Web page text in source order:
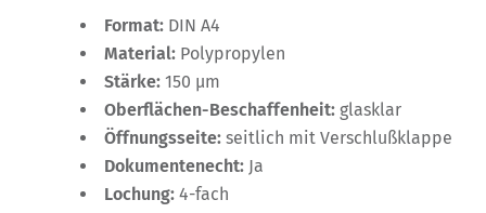
Format: DIN A4
Material: Polypropylen
Stärke: 150 µm
Oberflächen-Beschaffenheit: glasklar
Öffnungsseite: seitlich mit Verschlußklappe
Dokumentenecht: Ja
Lochung: 4-fach